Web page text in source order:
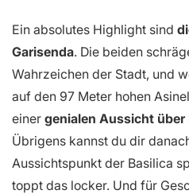
Ein absolutes Highlight sind
Garisenda. Die beiden
Wahrzeichen der Stadt, und
auf den 97 Meter hohen
einer genialen Aussicht
Übrigens kannst du dir
Aussichtspunkt der Basilica
toppt das locker. Und für